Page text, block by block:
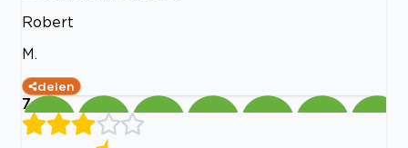
Robert
M.
delen
7